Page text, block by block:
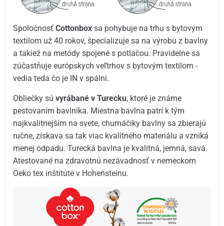
SpoločnosťCottonbox sa pohybuje na trhu s bytovým
textilom už 40 rokov, špecializuje sa na výrobu z bavlny
a takiež na metódy spojené s potlačou. Pravidelne sa
zúčastňuje európskych veľtrhov s bytovým textilom -
vedia teda čo je IN v spálni.
Obliečky súvyrábané v Turecku, ktoré je známe
pestovaním bavlníka. Miestna bavlna patrí k tým
najkvalitnejším na svete, chumáčiky bavlny sa zbierajú
ručne, získava sa tak viac kvalitného materiálu a vzniká
menej odpadu. Turecká bavlna je kvalitná, jemná, savá.
Atestované na zdravotnú nezávadnosť v nemeckom
Oeko tex inštitúte v Hohensteinu.